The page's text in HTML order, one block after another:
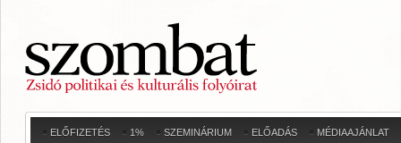
ELŐFIZETÉS 1% SZEMINÁRIUM ELŐADÁS MÉDIAAJÁNLAT